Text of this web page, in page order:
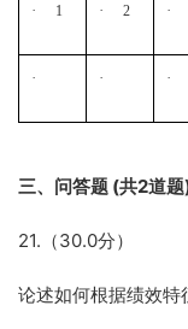
· 1 · 2 ·
· · ·
三、问答题 (共2道题
21.（30.0分）
论述如何根据绩效特